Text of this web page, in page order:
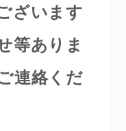
ざいます
等ありま
連絡くだ